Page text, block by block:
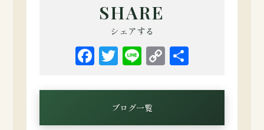
SHARE
シェアする
Facebook
Twitter
LineCopy
ブログ一覧